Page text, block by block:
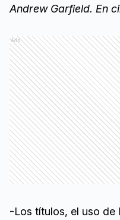
Andrew Garfield. En
Ads
-Los títulos, el uso de